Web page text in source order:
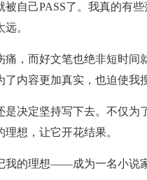
被自己PASS了。我真的有
。
痛，而好文笔也绝非短时
了内容更加真实，也迫使我
是决定坚持写下去。不仅为
想，让它开花结果。
我的理想——成为一名小说